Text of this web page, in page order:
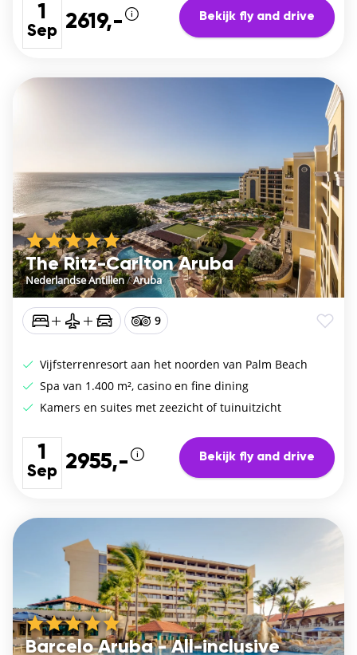
1
Sep 2619,- Bekijk fly and drive
The Ritz-Carlton Aruba
Nederlandse Antillen/Aruba
9
Vijfsterrenresort aan het noorden van Palm Beach
Spa van 1.400 m², casino en fine dining
Kamers en suites met zeezicht of tuinuitzicht
1
Sep 2955,- Bekijk fly and drive
Barcelo Aruba - All-inclusive